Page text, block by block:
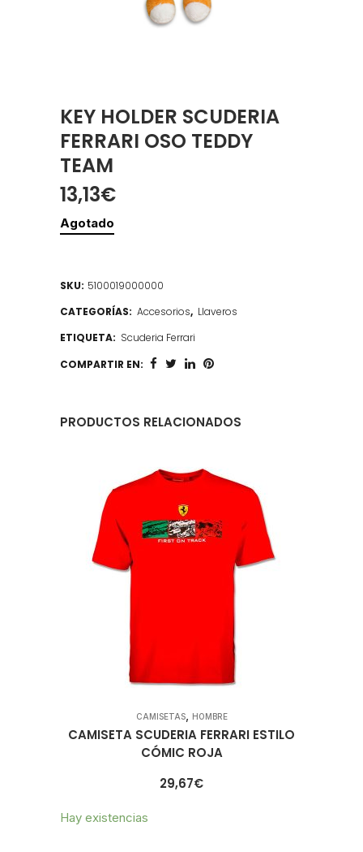
KEY HOLDER SCUDERIA
FERRARI OSO TEDDY
TEAM
13,13€
Agotado
SKU: 5100019000000
CATEGORÍAS: Accesorios, Llaveros
ETIQUETA: Scuderia Ferrari
COMPARTIR EN:
PRODUCTOS RELACIONADOS
CAMISETAS, HOMBRE
CAMISETA SCUDERIA FERRARI ESTILO
CÓMIC ROJA
29,67€
Hay existencias